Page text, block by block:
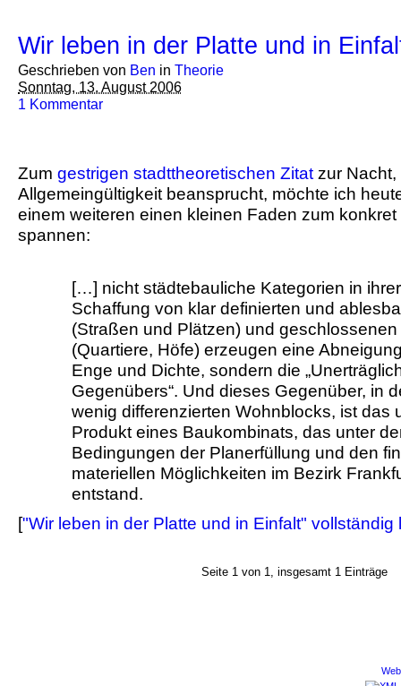
Wir leben in der Platte und in
Geschrieben von Ben in Theorie
Sonntag, 13. August 2006
1 Kommentar
Zum gestrigen stadttheoretischen Zitat zur
Allgemeingültigkeit beansprucht, möchte ich
einem weiteren einen kleinen Faden zum
spannen:
[…] nicht städtebauliche Kategorien in
Schaffung von klar definierten und
(Straßen und Plätzen) und
(Quartiere, Höfe) erzeugen eine
Enge und Dichte, sondern die
Gegenübers“. Und dieses Gegenüber, in
wenig differenzierten Wohnblocks, ist das
Produkt eines Baukombinats, das unter
Bedingungen der Planerfüllung und den
materiellen Möglichkeiten im Bezirk
entstand.
["Wir leben in der Platte und in Einfalt" vollständig
Seite 1 von 1, insgesamt 1 Einträge